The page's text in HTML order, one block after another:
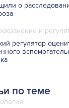
о
и
регулятор
по теме